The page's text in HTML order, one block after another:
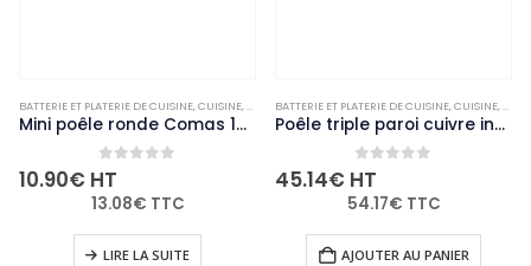
ET CASSEROLES, NON-PALETTISABLE
BATTERIE ET PLATERIE DE CUISINE,CUISINE,MARMITES ET CASSEROLES, NON-PALETTISABLE
Mini poêle ronde Comas 130 mm
0out of 5
10.90€ HT
13.08€ TTC
LIRE LA SUITE
BATTERIE ET PLATERIE DE CUISINE,CUISINE,
Poêle triple paroi cuivre induction Vogue 200mm
0out of 5
45.14€ HT
54.17€ TTC
AJOUTER AU PANIER